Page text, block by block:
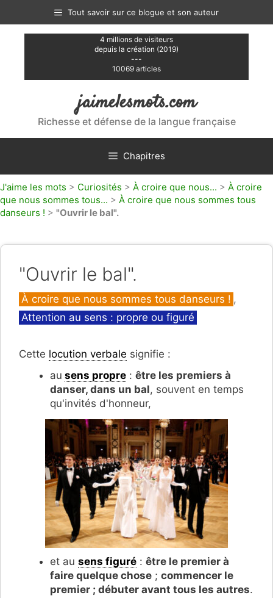
contenu
Tout savoir sur ce blogue et son auteur
4 millions de visiteurs
depuis la création (2019)
---
10069 articles
jaimelesmots.com
Richesse et défense de la langue française
Chapitres
J'aime les mots > Curiosités > À croire que nous... > À croire
que nous sommes tous... > À croire que nous sommes tous
danseurs ! > "Ouvrir le bal".
"Ouvrir le bal".
Catégories
À croire que nous sommes tous danseurs ! ,
Attention au sens : propre ou figuré
Cette locution verbale signifie :
au sens propre : être les premiers à
danser, dans un bal, souvent en temps
qu'invités d'honneur,
et au sens figuré : être le premier à
faire quelque chose ; commencer le
premier ; débuter avant tous les autres.